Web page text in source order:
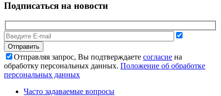
Подписаться на новости
Отправляя запрос, Вы подтверждаете согласие на
обработку персональных данных. Положение об обработке
персональных данных
Часто задаваемые вопросы